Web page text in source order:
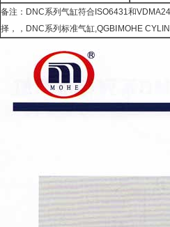
备注：DNC系列气缸符合ISO6431和
择，，DNC系列标准气缸,QGBⅠMOHE